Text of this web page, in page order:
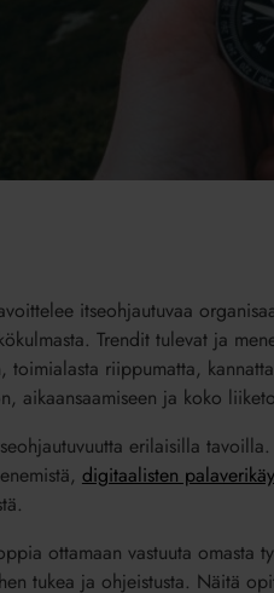
itseohjautuvaa
Trendit tulevat ja
riippumatta,
aikaansaamiseen ja koko
erilaisilla
digitaalisten
ottamaan vastuuta omasta
tukea ja ohjeistusta. Näitä